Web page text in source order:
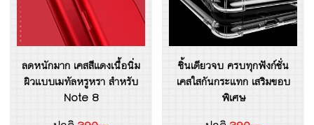
ลดหนักมาก เคสสีแดงเนื้อนิ่ม
ผิวแบบเมทัลหรูหรา สำหรับ
Note 8
ชิ้นเดียวจบ ครบทุกฟังก์ชั่น
เคสใสกันกระแทก เสริมขอบ
พิเศษ